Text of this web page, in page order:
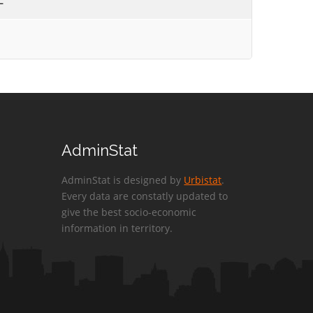
AdminStat
AdminStat is designed by Urbistat.
Every data are constatly updated to
give the best socio-economic
information in territory.